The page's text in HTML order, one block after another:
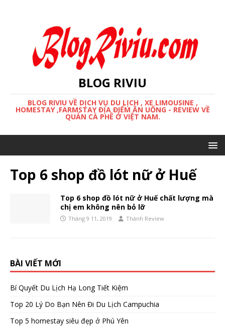
BLOG RIVIU
BLOG RIVIU VỀ DỊCH VỤ DU LỊCH , XE LIMOUSINE ,
HOMESTAY ,FARMSTAY ĐỊA ĐIỂM ĂN UỐNG - REVIEW VỀ
QUÁN CÀ PHÊ Ở VIỆT NAM.
Top 6 shop đồ lót nữ ở Huế
Top 6 shop đồ lót nữ ở Huế chất lượng mà
chị em không nên bỏ lỡ
Tháng 9 11, 2019 Thánh Review
BÀI VIẾT MỚI
Bí Quyết Du Lịch Hạ Long Tiết Kiệm
Top 20 Lý Do Bạn Nên Đi Du Lịch Campuchia
Top 5 homestay siêu đẹp ở Phú Yên